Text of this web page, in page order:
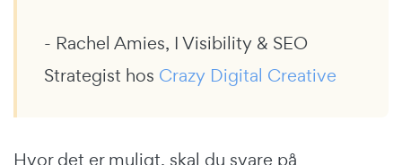
- Rachel Amies, I Visibility & SEO
Strategist hos Crazy Digital Creative
Hvor det er muligt, skal du svare på